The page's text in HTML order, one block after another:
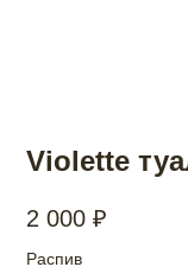
Violette
2 000 ₽
Распив